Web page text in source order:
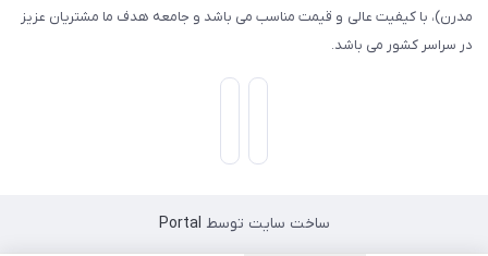
مدرن)، با کیفیت عالی و قیمت مناسب می باشد و جامعه هدف ما مشتریان عزیز
در سراسر کشور می باشد.
ساخت سایت توسط Portal